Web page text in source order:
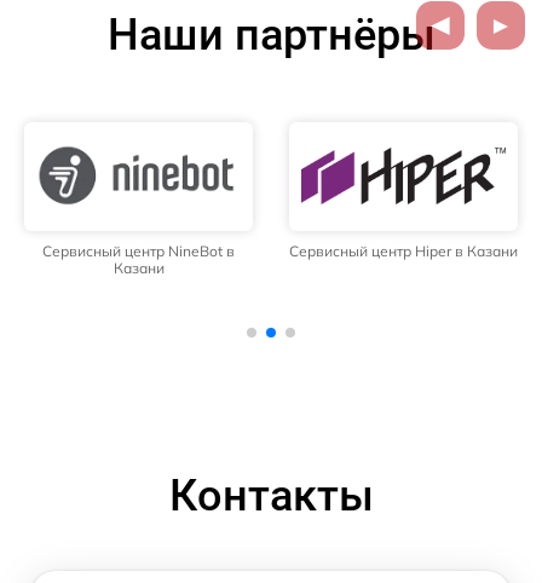
Наши партнёры
Сервисный центр NineBot в
Казани
Сервисный центр Hiper в Казани
Контакты